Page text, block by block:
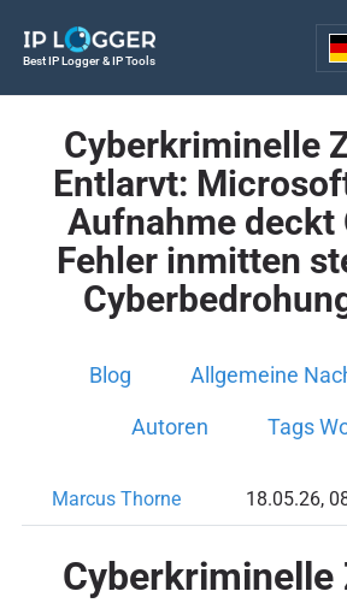
Best IP Logger & IP Tools
Cyberkriminelle
Entlarvt:
Aufnahme deckt
Fehler inmitten
Blog Allgemeine
Autoren Tags
Marcus Thorne 18.05.26,
Cyberkriminelle